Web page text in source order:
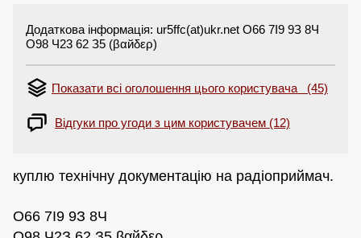
Додаткова інформація: ur5ffc(at)ukr.net O66 7І9 9З 8Ч
О98 Ч23 62 З5 (βαйδερ)
Показати всі оголошення цього користувача (45)
Відгуки про угоди з цим користувачем (12)
куплю технічну документацію на радіоприймач.
О66 7І9 9З 8Ч